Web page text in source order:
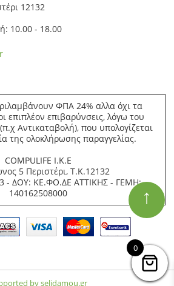
12132
10.00 - 18.00
ΦΠΑ 24% αλλα όχι τα
επιπλέον επιβαρύνσεις, λόγω του
Αντικαταβολή), που υπολογίζεται
της ολοκλήρωσης παραγγελίας.
COMPULIFE Ι.Κ.Ε
5 Περιστέρι, Τ.Κ.12132
- ΔΟΥ: ΚΕ.ΦΟ.ΔΕ ΑΤΤΙΚΗΣ - ΓΕΜΗ:
140162508000
by selidamou.gr
↑
0